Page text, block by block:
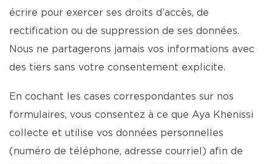
écrire pour exercer ses droits d’accès, de
rectification ou de suppression de ses données.
Nous ne partagerons jamais vos informations avec
des tiers sans votre consentement explicite.
En cochant les cases correspondantes sur nos
formulaires, vous consentez à ce que Aya Khenissi
collecte et utilise vos données personnelles
(numéro de téléphone, adresse courriel) afin de